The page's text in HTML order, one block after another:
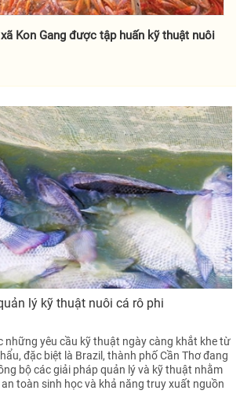
Kon Gang được tập huấn kỹ thuật nuôi
lý kỹ thuật nuôi cá rô phi
những yêu cầu kỹ thuật ngày càng khắt khe từ
đặc biệt là Brazil, thành phố Cần Thơ đang
bộ các giải pháp quản lý và kỹ thuật nhằm
toàn sinh học và khả năng truy xuất nguồn